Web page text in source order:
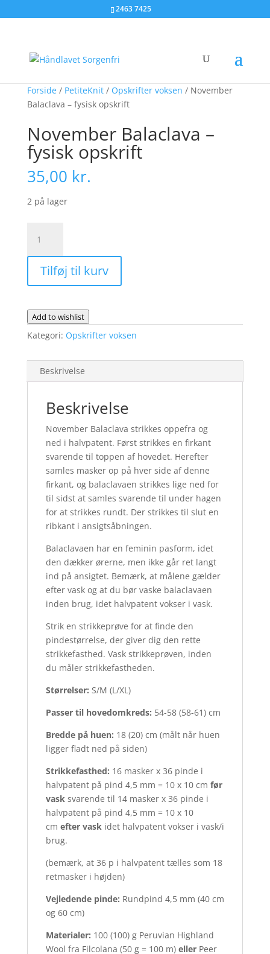
2463 7425
Forside/ PetiteKnit/ Opskrifter voksen / November
Balaclava – fysisk opskrift
November Balaclava –
fysisk opskrift
35,00 kr.
2 på lager
Balaclava
-
fysisk
opskrift
Tilføj til kurv
Add to wishlist
Kategori: Opskrifter voksen
Beskrivelse
Beskrivelse
November Balaclava strikkes oppefra og
ned i halvpatent. Først strikkes en firkant
svarende til toppen af hovedet. Herefter
samles masker op på hver side af denne
firkant, og balaclavaen strikkes lige ned for
til sidst at samles svarende til under hagen
for at strikkes rundt. Der strikkes til slut en
ribkant i ansigtsåbningen.
Balaclavaen har en feminin pasform, idet
den dækker ørerne, men ikke går ret langt
ind på ansigtet. Bemærk, at målene gælder
efter vask og at du bør vaske balaclavaen
inden brug, idet halvpatent vokser i vask.
Strik en strikkeprøve for at finde den
pindestørrelse, der giver dig den rette
strikkefasthed. Vask strikkeprøven, inden
du måler strikkefastheden.
Størrelser: S/M (L/XL)
Passer til hovedomkreds: 54-58 (58-61) cm
Bredde på huen: 18 (20) cm (målt når huen
ligger fladt ned på siden)
Strikkefasthed: 16 masker x 36 pinde i
halvpatent på pind 4,5 mm = 10 x 10 cm før
vasksvarende til 14 masker x 36 pinde i
halvpatent på pind 4,5 mm = 10 x 10
cm efter vaskidet halvpatent vokser i vask/i
brug.
(bemærk, at 36 p i halvpatent tælles som 18
retmasker i højden)
Vejledende pinde: Rundpind 4,5 mm (40 cm
og 60 cm)
Materialer: 100 (100) g Peruvian Highland
Wool fra Filcolana (50 g = 100 m) eller Peer